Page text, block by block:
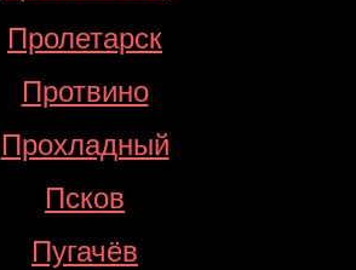
Пролетарск
Протвино
Прохладный
Псков
Пугачёв